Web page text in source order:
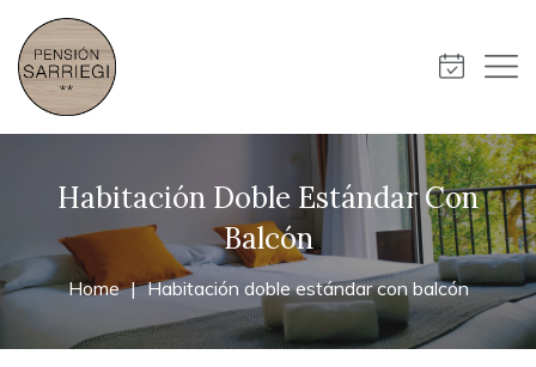
Habitación Doble Estándar Con
Balcón
Home Habitación doble estándar con balcón